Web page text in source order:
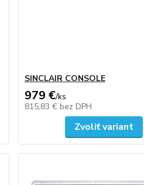
SINCLAIR CONSOLE
979 €/ks
815,83 € bez DPH
Zvoliť variant